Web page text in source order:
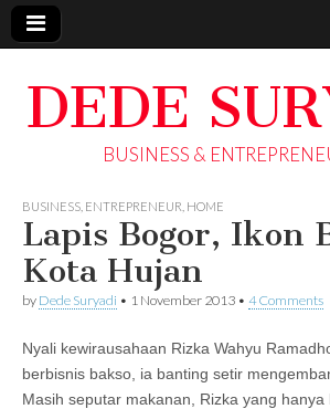
DEDE
BUSINESS &
BUSINESS ENTREPRENEUR HOME
Lapis Bogor, Ikon
Kota Hujan
by Dede Suryadi • 1 November 2013 • 4 Comments
Nyali kewirausahaan Rizka Wahyu
berbisnis bakso, ia banting setir
Masih seputar makanan, Rizka yang